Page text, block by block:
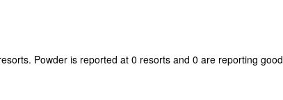
Powder is reported at 0 resorts and 0 are reporting good